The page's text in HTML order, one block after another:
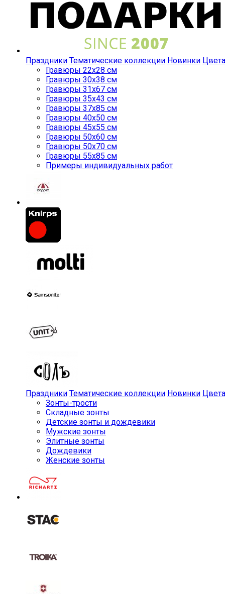
Праздники Тематические коллекции Новинки Цвета
Гравюры 22x28 см
Гравюры 30x38 см
Гравюры 31x67 см
Гравюры 35x43 см
Гравюры 37x85 см
Гравюры 40x50 см
Гравюры 45x55 см
Гравюры 50x60 см
Гравюры 50x70 см
Гравюры 55x85 см
Примеры индивидуальных работ
Праздники Тематические коллекции Новинки Цвета
Зонты-трости
Складные зонты
Детские зонты и дождевики
Мужские зонты
Элитные зонты
Дождевики
Женские зонты